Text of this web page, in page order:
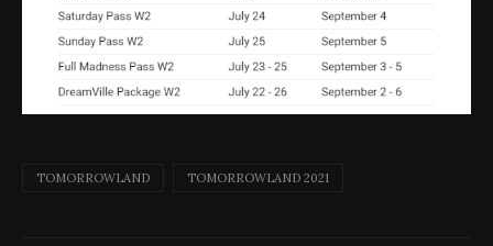
TOMORROWLAND TOMORROWLAND 2021